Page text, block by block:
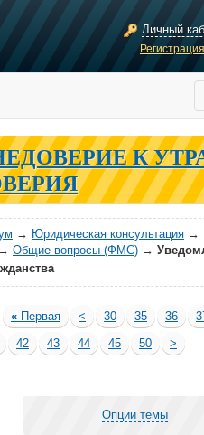
Личный
К
→ Юридическая консультация →
→ Общие вопросы (ФМС) →
« Первая < 30 35 36
42 43 44 45 50
>
Опции темы